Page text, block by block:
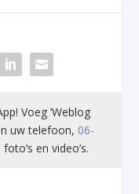
Voeg ’Weblog
uw telefoon, 06-
en video’s.